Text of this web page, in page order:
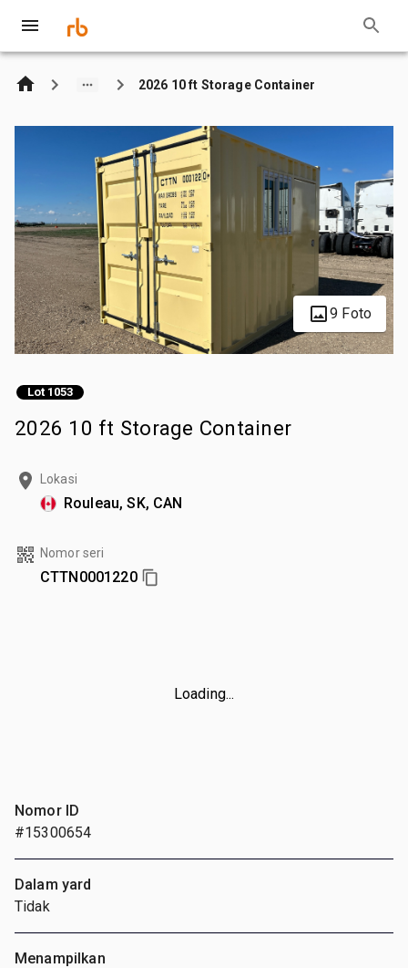
2026 10 ft Storage Container
9 Foto
Lot 1053
2026 10 ft Storage Container
Lokasi
Rouleau, SK, CAN
Nomor seri
CTTN0001220
Loading...
Nomor ID
#15300654
Dalam yard
Tidak
Menampilkan